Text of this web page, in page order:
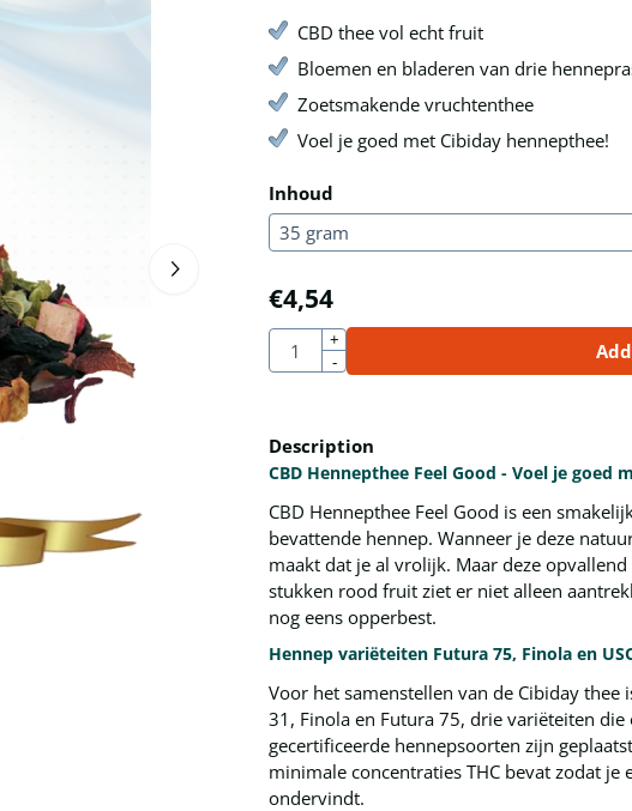
CBD thee vol echt fruit
Bloemen en bladeren van drie
Zoetsmakende vruchtenthee
Voel je goed met Cibiday hennepthee!
Inhoud
€4,54
Quantity
+
-
Description
CBD Hennepthee Feel Good - Voel je goed
CBD Hennepthee Feel Good is een
bevattende hennep. Wanneer je deze
maakt dat je al vrolijk. Maar deze
stukken rood fruit ziet er niet alleen
nog eens opperbest.
Hennep variëteiten Futura 75, Finola en
Voor het samenstellen van de Cibiday thee
31, Finola en Futura 75, drie variëteiten die
gecertificeerde hennepsoorten zijn
minimale concentraties THC bevat zodat je
ondervindt.